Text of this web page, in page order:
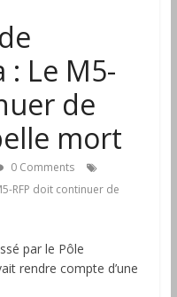
: Le M5-
de
mort
0 Comments
RFP doit continuer de
par le Pôle
rendre compte d’une